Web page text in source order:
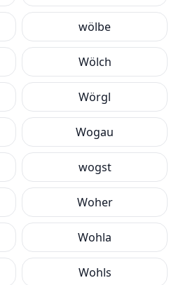
wölbe
Wölch
Wörgl
Wogau
wogst
Woher
Wohla
Wohls